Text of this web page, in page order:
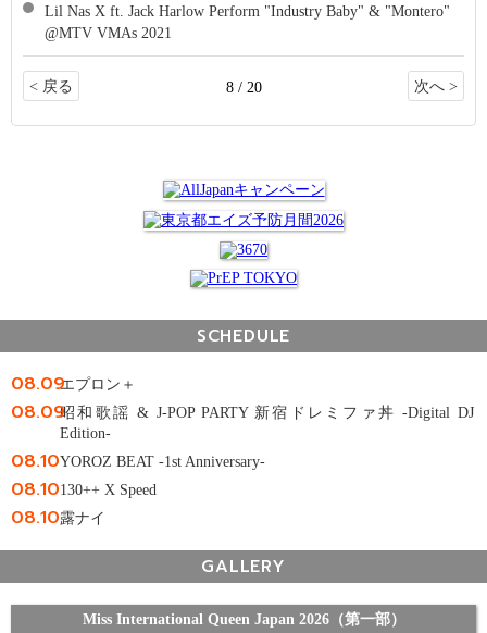
Lil Nas X ft. Jack Harlow Perform "Industry Baby" & "Montero"
@MTV VMAs 2021
< 戻る 8 / 20 次へ >
SCHEDULE
08.09エプロン＋
08.09昭和歌謡 & J-POP PARTY 新宿ドレミファ丼 -Digital DJ
Edition-
08.10YOROZ BEAT -1st Anniversary-
08.10130++ X Speed
08.10露ナイ
GALLERY
Miss International Queen Japan 2026（第一部）